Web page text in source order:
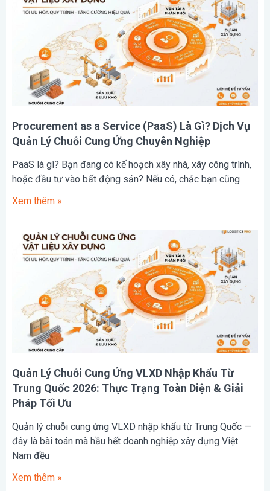
Procurement as a Service (PaaS) Là Gì? Dịch Vụ
Quản Lý Chuỗi Cung Ứng Chuyên Nghiệp
PaaS là gì? Bạn đang có kế hoạch xây nhà, xây công trình,
hoặc đầu tư vào bất động sản? Nếu có, chắc bạn cũng
Xem thêm »
Quản Lý Chuỗi Cung Ứng VLXD Nhập Khẩu Từ
Trung Quốc 2026: Thực Trạng Toàn Diện & Giải
Pháp Tối Ưu
Quản lý chuỗi cung ứng VLXD nhập khẩu từ Trung Quốc —
đây là bài toán mà hầu hết doanh nghiệp xây dựng Việt
Nam đều
Xem thêm »